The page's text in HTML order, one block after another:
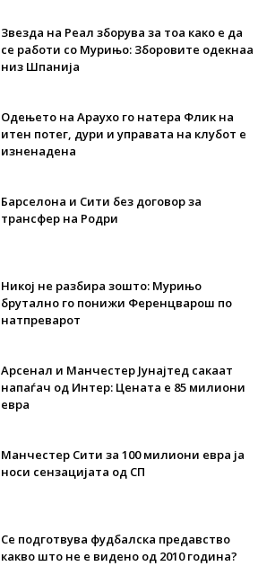
Звезда на Реал зборува за тоа како е да
се работи со Мурињо: Зборовите одекнаа
низ Шпанија
Одењето на Араухо го натера Флик на
итен потег, дури и управата на клубот е
изненадена
Барселона и Сити без договор за
трансфер на Родри
Никој не разбира зошто: Мурињо
брутално го понижи Ференцварош по
натпреварот
Арсенал и Манчестер Јунајтед сакаат
напаѓач од Интер: Цената е 85 милиони
евра
Манчестер Сити за 100 милиони евра ја
носи сензацијата од СП
Се подготвува фудбалска предавство
какво што не е видено од 2010 година?